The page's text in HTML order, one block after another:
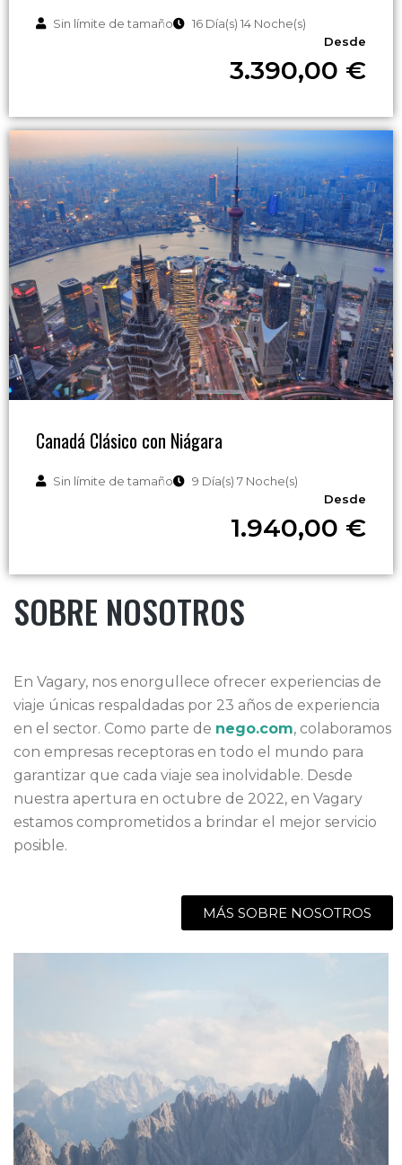
Sin límite de tamaño
16 Día(s) 14 Noche(s)
Desde
3.390,00 €
Canadá Clásico con Niágara
Sin límite de tamaño
9 Día(s) 7 Noche(s)
Desde
1.940,00 €
SOBRE NOSOTROS
En Vagary, nos enorgullece ofrecer experiencias de
viaje únicas respaldadas por 23 años de experiencia
en el sector. Como parte de nego.com, colaboramos
con empresas receptoras en todo el mundo para
garantizar que cada viaje sea inolvidable. Desde
nuestra apertura en octubre de 2022, en Vagary
estamos comprometidos a brindar el mejor servicio
posible.
MÁS SOBRE NOSOTROS